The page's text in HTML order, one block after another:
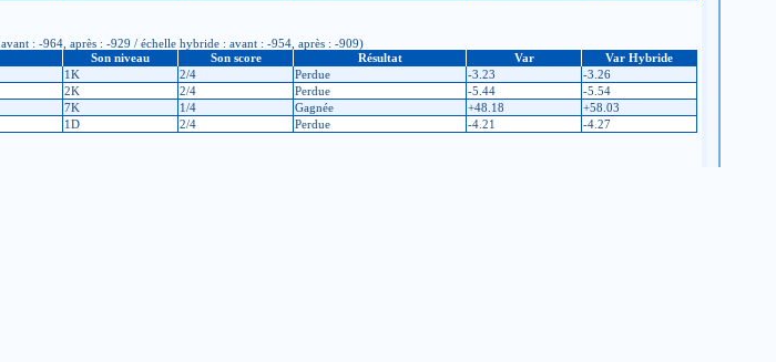
: -964, après : -929 / échelle hybride : avant : -954, après : -909)
Son niveau Son score Résultat Var
Var Hybride
1K 2/4 Perdue -3.23
-3.26
2K 2/4 Perdue -5.44
-5.54
7K 1/4 Gagnée +48.18
+58.03
1D 2/4 Perdue -4.21 -4.27